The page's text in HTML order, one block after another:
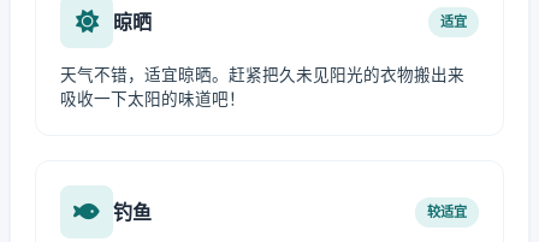
晾晒 适宜
天气不错，适宜晾晒。赶紧把久未见阳光的衣物搬出来
吸收一下太阳的味道吧！
钓鱼 较适宜